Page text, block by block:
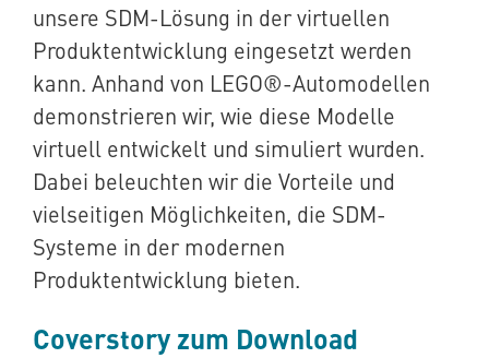
unsere SDM-Lösung in der virtuellen
Produktentwicklung eingesetzt werden
kann. Anhand von LEGO®-Automodellen
demonstrieren wir, wie diese Modelle
virtuell entwickelt und simuliert wurden.
Dabei beleuchten wir die Vorteile und
vielseitigen Möglichkeiten, die SDM-
Systeme in der modernen
Produktentwicklung bieten.
Coverstory zum Download